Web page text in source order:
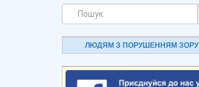
ЛЮДЯМ З ПОРУШЕННЯМ ЗОРУ